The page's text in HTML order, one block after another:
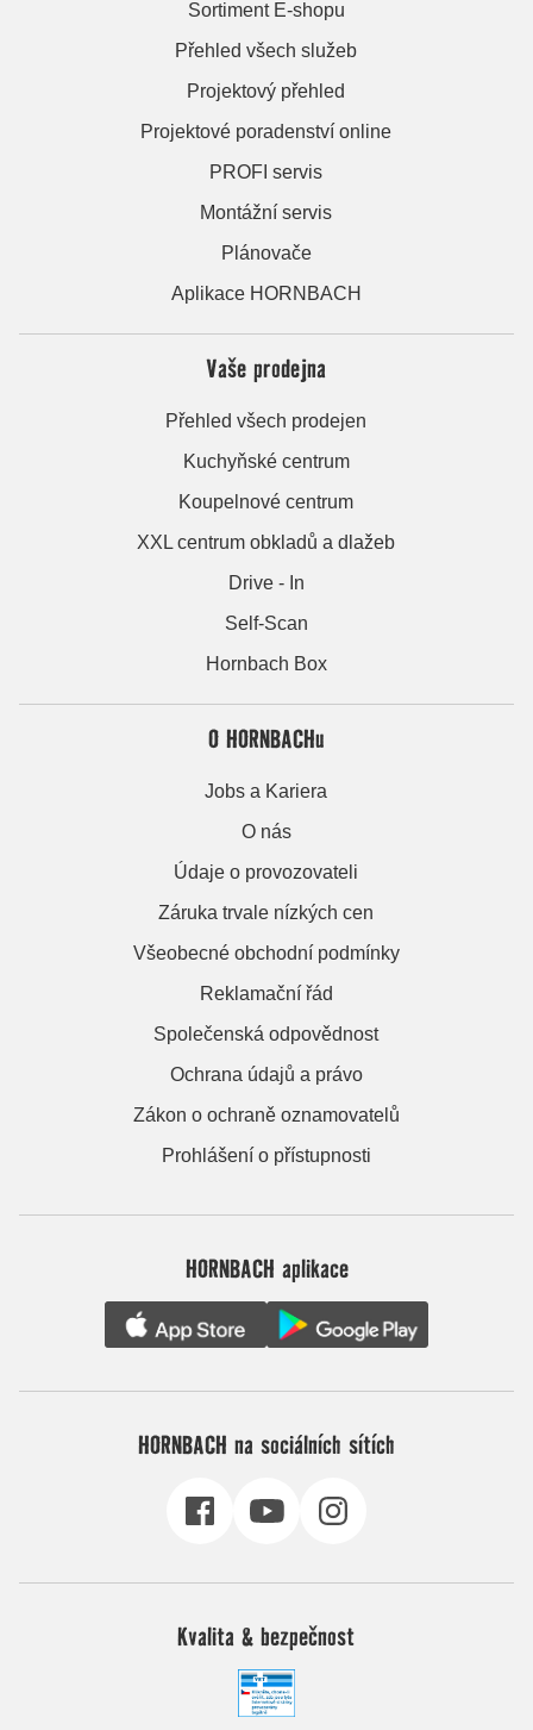
Sortiment E-shopu
Přehled všech služeb
Projektový přehled
Projektové poradenství online
PROFI servis
Montážní servis
Plánovače
Aplikace HORNBACH
Vaše prodejna
Přehled všech prodejen
Kuchyňské centrum
Koupelnové centrum
XXL centrum obkladů a dlažeb
Drive - In
Self-Scan
Hornbach Box
O HORNBACHu
Jobs a Kariera
O nás
Údaje o provozovateli
Záruka trvale nízkých cen
Všeobecné obchodní podmínky
Reklamační řád
Společenská odpovědnost
Ochrana údajů a právo
Zákon o ochraně oznamovatelů
Prohlášení o přístupnosti
HORNBACH aplikace
HORNBACH na sociálních sítích
Kvalita & bezpečnost